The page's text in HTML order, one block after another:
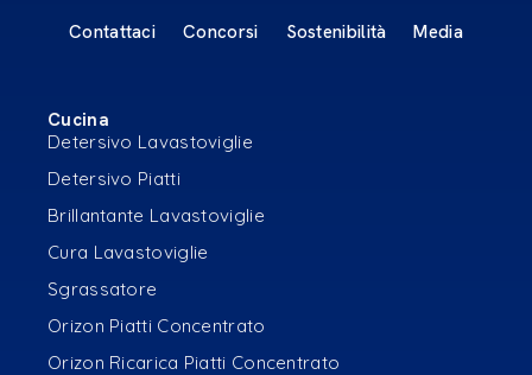
Contattaci Concorsi Sostenibilità Media
Cucina
Detersivo Lavastoviglie
Detersivo Piatti
Brillantante Lavastoviglie
Cura Lavastoviglie
Sgrassatore
Orizon Piatti Concentrato
Orizon Ricarica Piatti Concentrato